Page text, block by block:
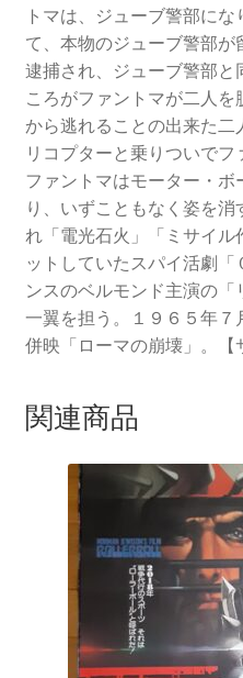
トマは、ジューブ警部に
て、本物のジューブ警部
逮捕され、ジューブ警部と
ころがファントマが二人
から逃れることの出来た
リコプターと乗りついで
ファントマはモーター・
り、いずこともなく姿を
れ「電光石火」「ミサイル
ットしていたスパイ活劇
ンスのベルモンド主演の
一翼を担う。１９６５年７
併映「ローマの崩壊」。【
関連商品